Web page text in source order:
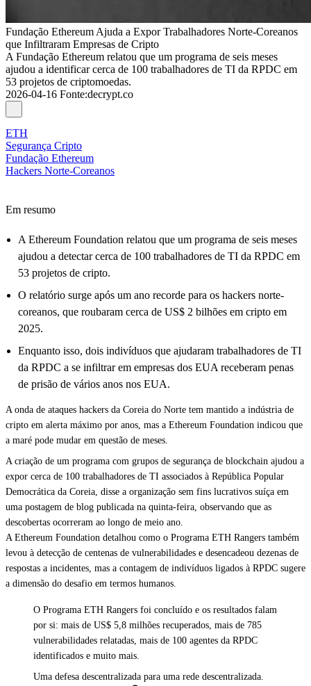
Fundação Ethereum Ajuda a Expor Trabalhadores Norte-Coreanos
que Infiltraram Empresas de Cripto
A Fundação Ethereum relatou que um programa de seis meses
ajudou a identificar cerca de 100 trabalhadores de TI da RPDC em
53 projetos de criptomoedas.
2026-04-16 Fonte:decrypt.co
ETH
Segurança Cripto
Fundação Ethereum
Hackers Norte-Coreanos
Em resumo
A Ethereum Foundation relatou que um programa de seis meses
ajudou a detectar cerca de 100 trabalhadores de TI da RPDC em
53 projetos de cripto.
O relatório surge após um ano recorde para os hackers norte-
coreanos, que roubaram cerca de US$ 2 bilhões em cripto em
2025.
Enquanto isso, dois indivíduos que ajudaram trabalhadores de TI
da RPDC a se infiltrar em empresas dos EUA receberam penas
de prisão de vários anos nos EUA.
A onda de ataques hackers da Coreia do Norte tem mantido a indústria de
cripto em alerta máximo por anos, mas a Ethereum Foundation indicou que
a maré pode mudar em questão de meses.
A criação de um programa com grupos de segurança de blockchain ajudou a
expor cerca de 100 trabalhadores de TI associados à República Popular
Democrática da Coreia, disse a organização sem fins lucrativos suíça em
uma postagem de blog publicada na quinta-feira, observando que as
descobertas ocorreram ao longo de meio ano.
A Ethereum Foundation detalhou como o Programa ETH Rangers também
levou à detecção de centenas de vulnerabilidades e desencadeou dezenas de
respostas a incidentes, mas a contagem de indivíduos ligados à RPDC sugere
a dimensão do desafio em termos humanos.
O Programa ETH Rangers foi concluído e os resultados falam
por si: mais de US$ 5,8 milhões recuperados, mais de 785
vulnerabilidades relatadas, mais de 100 agentes da RPDC
identificados e muito mais.
Uma defesa descentralizada para uma rede descentralizada.